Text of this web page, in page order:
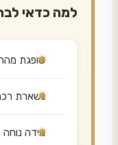
למה כדאי
סופגת
נשארת
מידה נוחה